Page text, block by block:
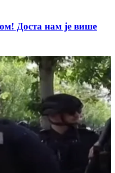
Доста нам је више